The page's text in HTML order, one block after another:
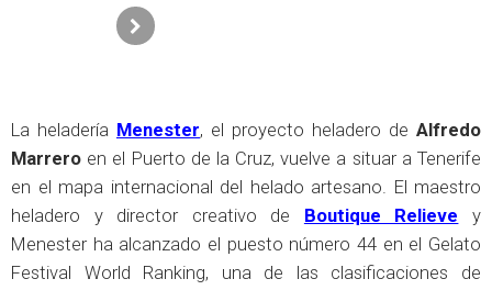
La heladería Menester, el proyecto heladero de Alfredo
Marrero en el Puerto de la Cruz, vuelve a situar a Tenerife
en el mapa internacional del helado artesano. El maestro
heladero y director creativo de
Boutique Relieve y
Menester ha alcanzado el puesto número 44 en el Gelato
Festival World Ranking, una de las clasificaciones de